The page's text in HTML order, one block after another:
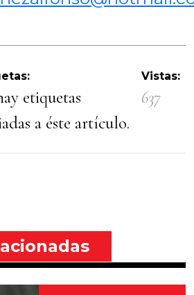
etiquetas
a éste artículo.
Vistas:
637